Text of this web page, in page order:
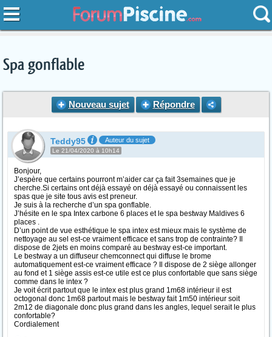
Spa gonflable
Nouveau sujet Répondre
Teddy95 Auteur du sujet
Le 21/04/2020 à 10h14
Bonjour,
J’espère que certains pourront m’aider car ça fait 3semaines que je
cherche.Si certains ont déjà essayé on déjà essayé ou connaissent les
spas que je site tous avis est preneur.
Je suis à la recherche d’un spa gonflable.
J’hésite en le spa Intex carbone 6 places et le spa bestway Maldives 6
places .
D’un point de vue esthétique le spa intex est mieux mais le système de
nettoyage au sel est-ce vraiment efficace et sans trop de contrainte? Il
dispose de 2jets en moins comparé au bestway est-ce important.
Le bestway a un diffuseur chemconnect qui diffuse le brome
automatiquement est-ce vraiment efficace ? Il dispose de 2 siège allonger
au fond et 1 siège assis est-ce utile est ce plus confortable que sans siège
comme dans le intex ?
Je voit écrit partout que le intex est plus grand 1m68 intérieur il est
octogonal donc 1m68 partout mais le bestway fait 1m50 intérieur soit
2m12 de diagonale donc plus grand dans les angles, lequel serait le plus
confortable?
Cordialement